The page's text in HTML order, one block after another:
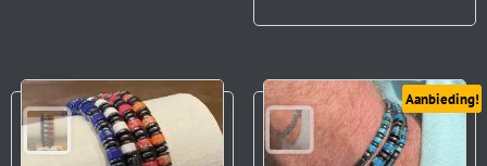
Aanbieding!